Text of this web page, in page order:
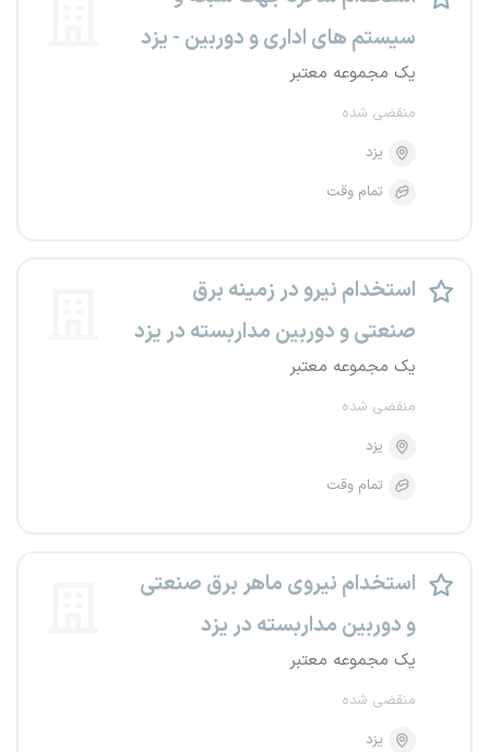
سیستم های اداری و دوربین - یزد
یک مجموعه معتبر
منقضی شده
یزد
تمام وقت
استخدام نیرو در زمینه برق
صنعتی و دوربین مداربسته در یزد
یک مجموعه معتبر
منقضی شده
یزد
تمام وقت
استخدام نیروی ماهر برق صنعتی
و دوربین مداربسته در یزد
یک مجموعه معتبر
منقضی شده
یزد